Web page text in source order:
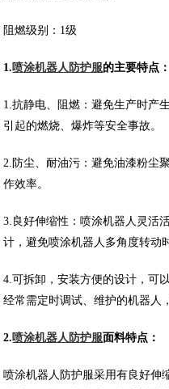
阻燃级别：1级
1.喷涂机器人防护服的主要特点：
1.抗静电、阻燃：避免生产时产
引起的燃烧、爆炸等安全事故。
2.防尘、耐油污：避免油漆粉尘
作效率。
3.良好伸缩性：喷涂机器人灵活
计，避免喷涂机器人多角度转动
4.可拆卸，安装方便的设计，可
经常需定时调试、维护的机器人
2.喷涂机器人防护服面料特点：
喷涂机器人防护服采用有良好伸